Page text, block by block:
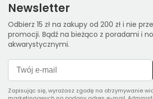
Newsletter
Odbierz 15 zł na zakupy od 200 zł i nie
promocji. Bądź na bieżąco z poradami i
akwarystycznymi.
Zapisując się, wyrażasz zgodę na otrzymywanie